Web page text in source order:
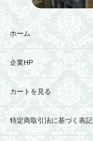
ホーム
企業HP
カートを見る
特定商取引法に基づく表記